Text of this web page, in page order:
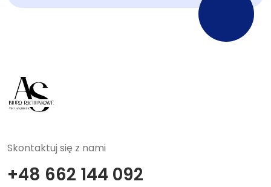
Skontaktuj się z nami
+48 662 144 092